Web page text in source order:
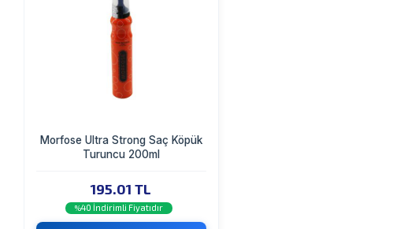
Morfose Ultra Strong Saç Köpük
Turuncu 200ml
195.01 TL
%40 İndirimli Fiyatıdır